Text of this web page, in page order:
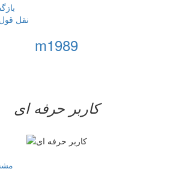
نقل قول
m1989
کاربر حرفه ای